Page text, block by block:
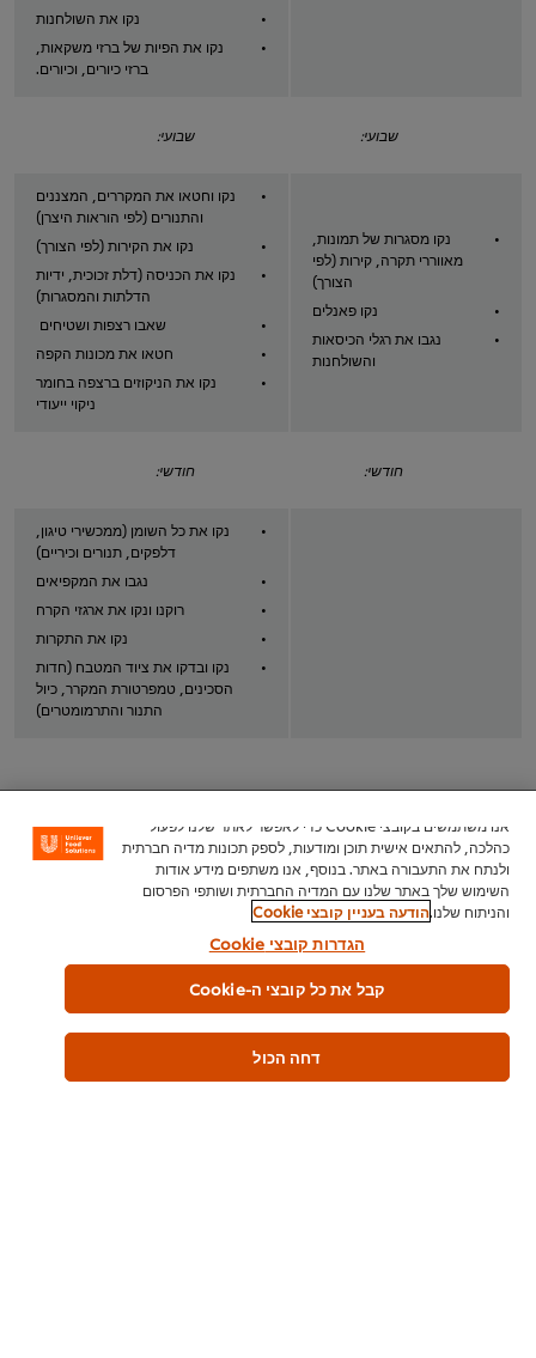
נקו את השולחנות
נקו את הפיות של ברזי משקאות,
ברזי כיורים, וכיורים.
שבועי: שבועי:
נקו מסגרות של תמונות,
מאווררי תקרה, קירות (לפי
הצורך)
נקו פאנלים
נגבו את רגלי הכיסאות
והשולחנות
נקו וחטאו את המקררים, המצננים
והתנורים (לפי הוראות היצרן)
נקו את הקירות (לפי הצורך)
נקו את הכניסה (דלת זכוכית, ידיות
הדלתות והמסגרות)
שאבו רצפות ושטיחים
חטאו את מכונות הקפה
נקו את הניקוזים ברצפה בחומר
ניקוי ייעודי
חודשי: חודשי:
נקו את כל השומן (ממכשירי טיגון,
דלפקים, תנורים וכיריים)
נגבו את המקפיאים
רוקנו ונקו את ארגזי הקרח
נקו את התקרות
נקו ובדקו את ציוד המטבח (חדות
הסכינים, טמפרטורת המקרר, כיול
התנור והתרמומטרים)
לכתבות נוספות >>
אנו משתמשים בקובצי Cookie כדי לאפשר לאתר שלנו לפעול
כהלכה, להתאים אישית תוכן ומודעות, לספק תכונות מדיה חברתית
ולנתח את התעבורה באתר. בנוסף, אנו משתפים מידע אודות
השימוש שלך באתר שלנו עם המדיה החברתית ושותפי הפרסום
והניתוח שלנו.הודעה בעניין קובצי Cookie
הגדרות קובצי Cookie
דחה הכול
קבל את כל קובצי ה-Cookie